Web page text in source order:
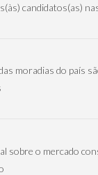
candidatos(as)
moradias do país
sobre o mercado